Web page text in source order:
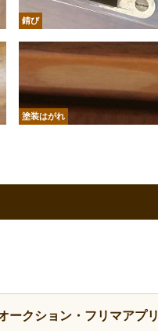
錆び
塗装はがれ
ークション・フリマアプリ